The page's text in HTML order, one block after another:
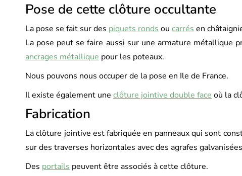
Pose de cette clôture occultante
La pose se fait sur des piquets ronds ou carrés en
La pose peut se faire aussi sur une armature métallique
ancrages métallique pour les poteaux.
Nous pouvons nous occuper de la pose en Ile de France.
Il existe également une clôture jointive double face où la
Fabrication
La clôture jointive est fabriquée en panneaux qui sont
sur des traverses horizontales avec des agrafes
Des portails peuvent être associés à cette clôture.